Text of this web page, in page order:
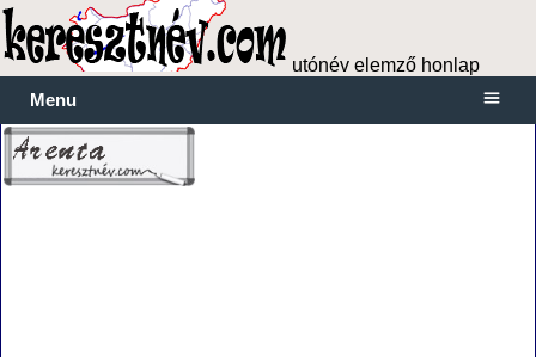
utónév elemző honlap
Menu